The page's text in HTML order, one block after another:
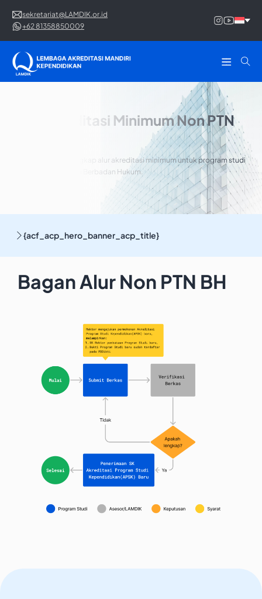
sekretariat@LAMDIK.or.id
+62 81358850009
Alur Akreditasi Minimum Non PTN
Pahami panduan lengkap alur akreditasi minimum untuk program studi
non Perguruan Tinggi Berbadan Hukum.
{acf_acp_hero_banner_acp_title}
Bagan Alur Non PTN BH